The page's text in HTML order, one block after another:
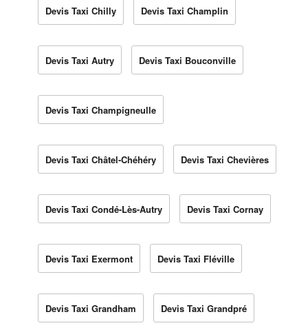
Devis Taxi Chilly Devis Taxi Champlin
Devis Taxi Autry Devis Taxi Bouconville
Devis Taxi Champigneulle
Devis Taxi Châtel-Chéhéry Devis Taxi Chevières
Devis Taxi Condé-Lès-Autry Devis Taxi Cornay
Devis Taxi Exermont Devis Taxi Fléville
Devis Taxi Grandham Devis Taxi Grandpré